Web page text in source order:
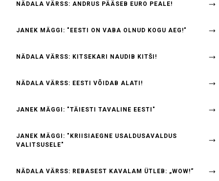
NÄDALA VÄRSS: ANDRUS PÄÄSEB EURO PEALE!
JANEK MÄGGI: "EESTI ON VABA OLNUD KOGU AEG!"
NÄDALA VÄRSS: KITSEKARI NAUDIB KITŠI!
NÄDALA VÄRSS: EESTI VÕIDAB ALATI!
JANEK MÄGGI: "TÄIESTI TAVALINE EESTI"
JANEK MÄGGI: "KRIISIAEGNE USALDUSAVALDUS
VALITSUSELE"
NÄDALA VÄRSS: REBASEST KAVALAM ÜTLEB: „WOW!“